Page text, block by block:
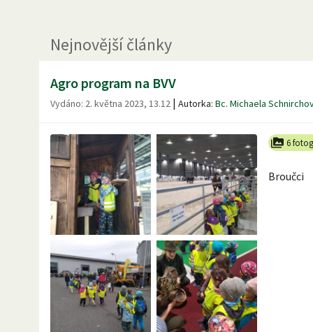
Nejnovější články
Agro program na BVV
Vydáno: 2. května 2023, 13.12 | Autorka: Bc. Michaela
6
Broučci